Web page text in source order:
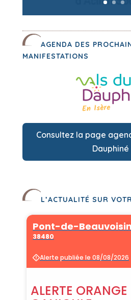
AGENDA DES
MANIFESTATIONS
Consultez la page
Dauphiné
L’ACTUALITÉ SUR